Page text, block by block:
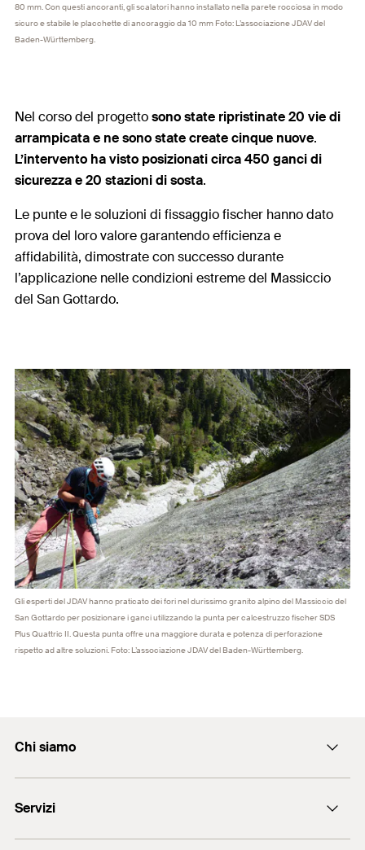
80 mm. Con questi ancoranti, gli scalatori hanno installato nella parete rocciosa in modo
sicuro e stabile le placchette di ancoraggio da 10 mm Foto: L’associazione JDAV del
Baden-Württemberg.
Nel corso del progettosono state ripristinate 20 vie di
arrampicata e ne sono state create cinque nuove.
L’intervento ha visto posizionati circa 450 ganci di
sicurezza e 20 stazioni di sosta.
Le punte e le soluzioni di fissaggio fischer hanno dato
prova del loro valore garantendo efficienza e
affidabilità, dimostrate con successo durante
l’applicazione nelle condizioni estreme del Massiccio
del San Gottardo.
Gli esperti del JDAV hanno praticato dei fori nel durissimo granito alpino del Massiccio del
San Gottardo per posizionare i ganci utilizzando la punta per calcestruzzo fischer SDS
Plus Quattric II. Questa punta offre una maggiore durata e potenza di perforazione
rispetto ad altre soluzioni. Foto: L’associazione JDAV del Baden-Württemberg.
Chi siamo
Lavora con noi
Qualità e codice etico
Servizi